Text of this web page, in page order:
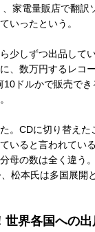
家電量販店で翻訳
いったという。
ら少しずつ出品して
、数万円するレコ
10ドルかで販売で
。CDに切り替え
いると言われてい
母の数は全く違う
松本氏は多国展開
世界各国への